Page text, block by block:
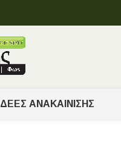
ΙΔΈΕΣ ΑΝΑΚΑΊΝΙΣΗΣ